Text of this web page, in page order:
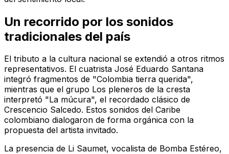
Un recorrido por los sonidos
tradicionales del país
El tributo a la cultura nacional se extendió a otros ritmos
representativos. El cuatrista José Eduardo Santana
integró fragmentos de "Colombia tierra querida",
mientras que el grupo Los pleneros de la cresta
interpretó "La múcura", el recordado clásico de
Crescencio Salcedo. Estos sonidos del Caribe
colombiano dialogaron de forma orgánica con la
propuesta del artista invitado.
La presencia de Li Saumet, vocalista de Bomba Estéreo,